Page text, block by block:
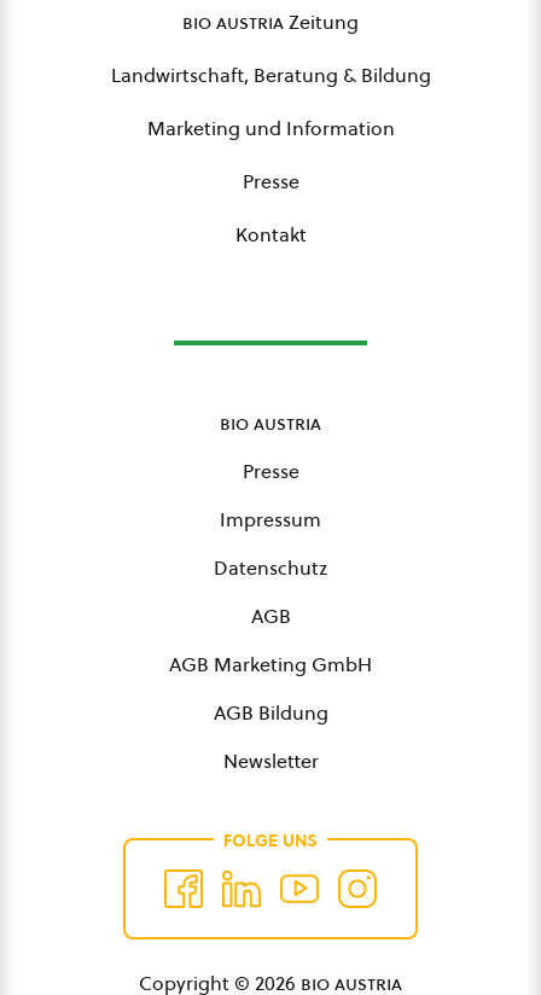
bio austriaZeitung
Landwirtschaft, Beratung & Bildung
Marketing und Information
Presse
Kontakt
bio austria
Presse
Impressum
Datenschutz
AGB
AGB Marketing GmbH
AGB Bildung
Newsletter
FOLGE UNS
Copyright © 2026 bio austria